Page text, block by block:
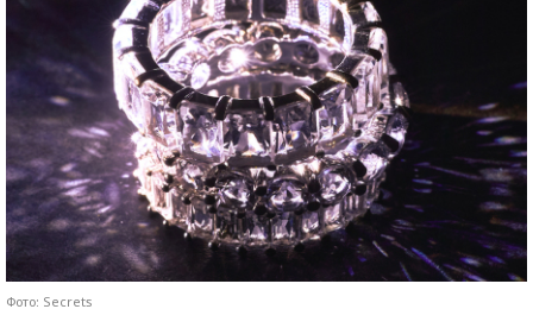
Фото: Secrets